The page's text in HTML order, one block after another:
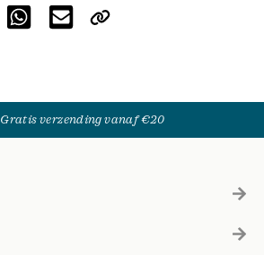
Gratis verzending vanaf €20